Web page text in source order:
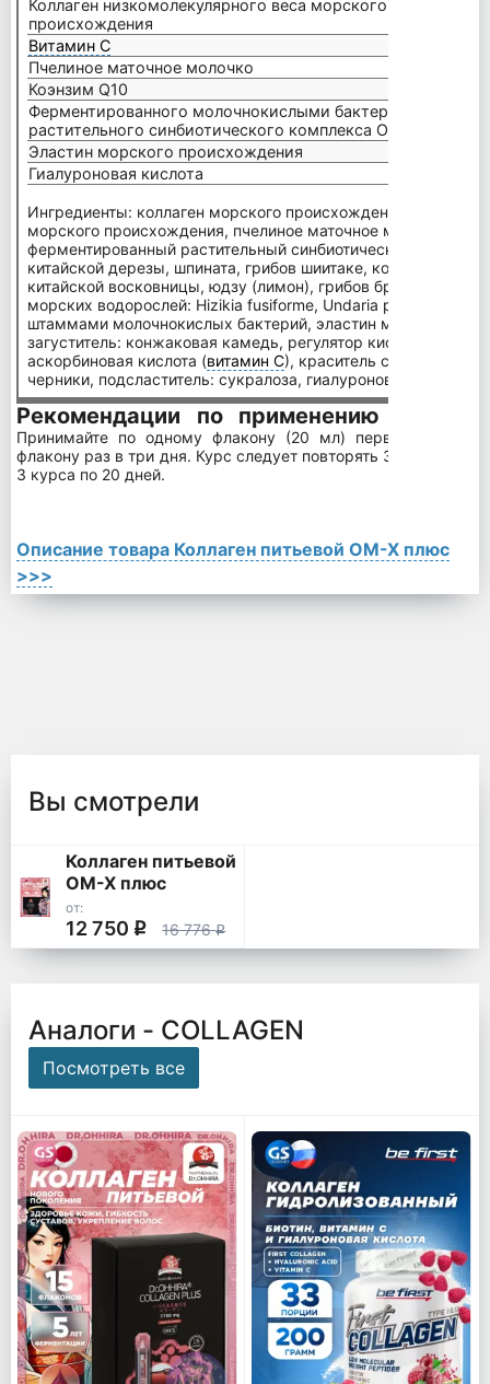
Коллаген низкомолекулярного веса морского
происхождения
Витамин С
Пчелиное маточное молочко
Коэнзим Q10
Ферментированного молочнокислыми бактериями
растительного синбиотического комплекса ОМ-Х®
Эластин морского происхождения
Гиалуроновая кислота
Ингредиенты: коллаген морского происхождения, сок
морского происхождения, пчелиное маточное молочко,
ферментированный растительный синбиотический
китайской дерезы, шпината, грибов шиитаке, комацуны,
китайской восковницы, юдзу (лимон), грибов бразильский
морских водорослей: Hizikia fusiforme, Undaria pinnatifida,
штаммами молочнокислых бактерий, эластин морского
загуститель: конжаковая камедь, регулятор кислотности:
аскорбиновая кислота (витамин С), краситель сахарный
черники, подсластитель: сукралоза, гиалуроновая кислота,
Рекомендации по применению
Принимайте по одному флакону (20 мл) первые пять
флакону раз в три дня. Курс следует повторять 3-4 раза в
3 курса по 20 дней.
Описание товара Коллаген питьевой ОМ-Х плюс
>>>
Вы смотрели
Коллаген питьевой
ОМ-Х плюс
от:
12 750 q 16 776q
Аналоги - COLLAGEN
Посмотреть все